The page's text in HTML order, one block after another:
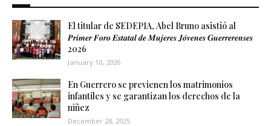
El titular de SEDEPIA, Abel Bruno asistió al
𝑷𝒓𝒊𝒎𝒆𝒓 𝑭𝒐𝒓𝒐 𝑬𝒔𝒕𝒂𝒕𝒂𝒍 𝒅𝒆 𝑴𝒖𝒋𝒆𝒓𝒆𝒔 𝑱𝒐́𝒗𝒆𝒏𝒆𝒔 𝑮𝒖𝒆𝒓𝒓𝒆𝒓𝒆𝒏𝒔𝒆𝒔
2026
January 10, 2026
En Guerrero se previenen los matrimonios
infantiles y se garantizan los derechos de la
niñez
December 28, 2025